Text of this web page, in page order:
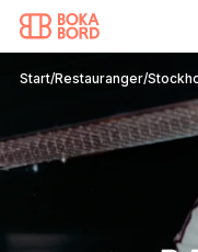
Start/Restauranger/